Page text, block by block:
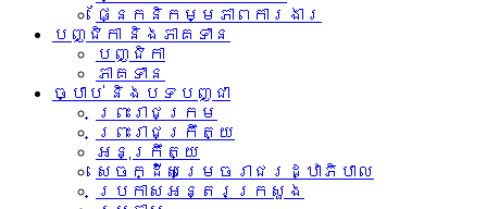
ផ្នែកនិកម្មភាពការងារ
បញ្ជិកា និងភាគទាន
បញ្ជិកា
ភាគទាន
ច្បាប់ និងបទបញ្ជា
ព្រះរាជក្រម
ព្រះរាជក្រឹត្យ
អនុក្រឹត្យ
សេចក្ដីសម្រេចរាជរដ្ឋាភិបាល
ប្រកាសអន្តរក្រសួង